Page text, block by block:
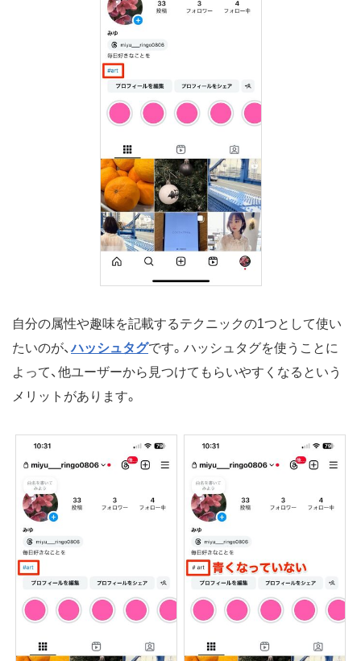
自分の属性や趣味を記載するテクニックの1つとして使い
たいのが、ハッシュタグです。ハッシュタグを使うことに
よって、他ユーザーから見つけてもらいやすくなるという
メリットがあります。